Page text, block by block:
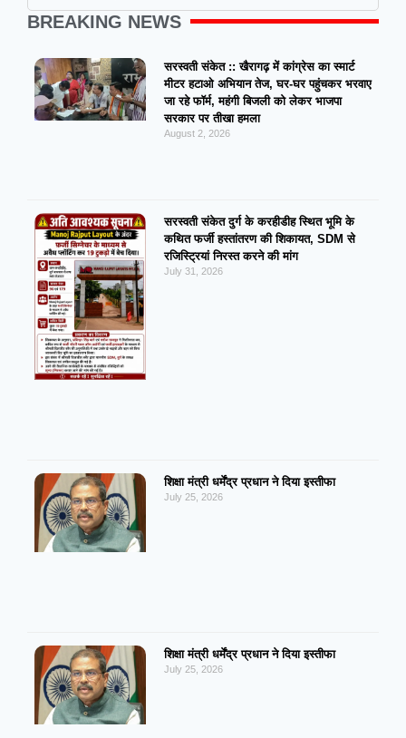
BREAKING NEWS
सरस्वती संकेत :: खैरागढ़ में कांग्रेस का स्मार्ट
मीटर हटाओ अभियान तेज, घर-घर पहुंचकर भरवाए
जा रहे फॉर्म, महंगी बिजली को लेकर भाजपा
सरकार पर तीखा हमला
August 2, 2026
सरस्वती संकेत दुर्ग के करहीडीह स्थित भूमि के
कथित फर्जी हस्तांतरण की शिकायत, SDM से
रजिस्ट्रियां निरस्त करने की मांग
July 31, 2026
शिक्षा मंत्री धर्मेंद्र प्रधान ने दिया इस्तीफा
July 25, 2026
शिक्षा मंत्री धर्मेंद्र प्रधान ने दिया इस्तीफा
July 25, 2026